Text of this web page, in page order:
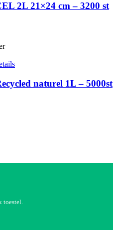
2L 21×24 cm – 3200 st
naturel 1L – 5000st
toestel.